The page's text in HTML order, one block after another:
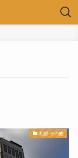
札幌-その他